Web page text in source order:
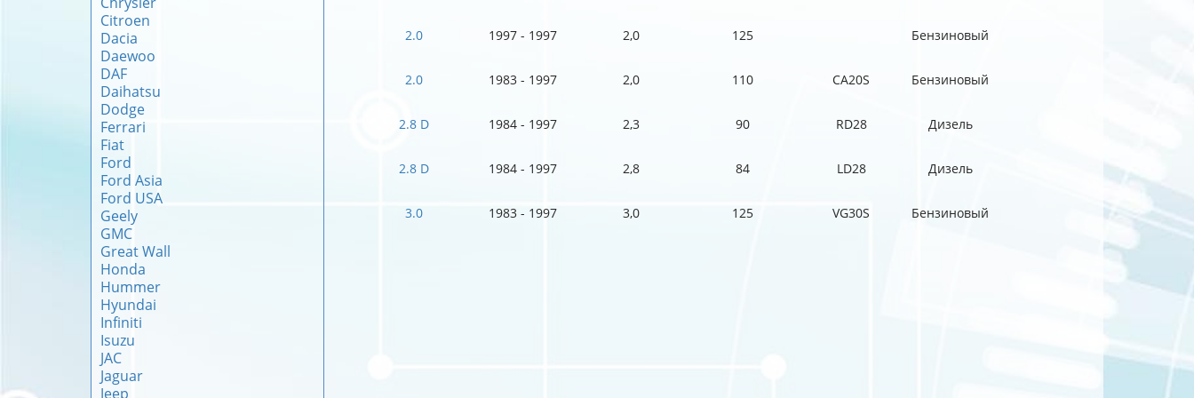
Citroen
Dacia
Daewoo
DAF
Daihatsu
Dodge
Ferrari
Fiat
Ford
Ford Asia
Ford USA
Geely
GMC
Great Wall
Honda
Hummer
Hyundai
Infiniti
Isuzu
JAC
Jaguar
Jeep
2.0 1997 - 1997 2,0 125 Бензиновый
2.0 1983 - 1997 2,0 110 CA20S Бензиновый
2.8 D 1984 - 1997 2,3 90 RD28 Дизель
2.8 D 1984 - 1997 2,8 84 LD28 Дизель
3.0 1983 - 1997 3,0 125 VG30S Бензиновый